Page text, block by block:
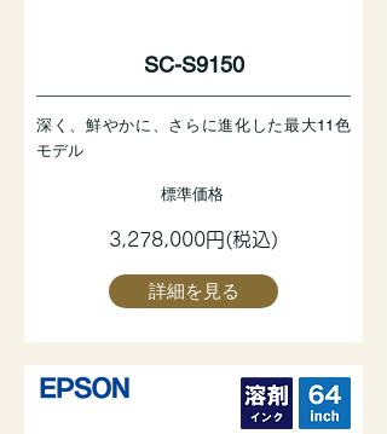
SC-S9150
深く、鮮やかに、さらに進化した最大11色
モデル
標準価格
3,278,000円(税込)
詳細を見る